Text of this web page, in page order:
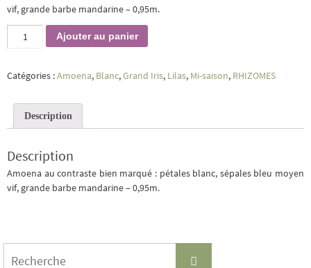
vif, grande barbe mandarine – 0,95m.
quantité
de
Ajouter au panier
Catégories :Amoena, Blanc,Grand Iris, Lilas, Mi-saison, RHIZOMES
Description
Description
Amoena au contraste bien marqué : pétales blanc, sépales bleu moyen
vif, grande barbe mandarine – 0,95m.
Recherche